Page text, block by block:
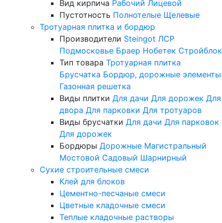
Вид кирпича Рабочий Лицевой
Пустотность Полнотелые Щелевые
Тротуарная плитка и бордюр
Производители Steingot ЛСР
Подмосковье Браер Нобетек Стройблок
Тип товара Тротуарная плитка
Брусчатка Бордюр, дорожные элементы
Газонная решетка
Виды плитки Для дачи Для дорожек Для
двора Для парковки Для тротуаров
Виды брусчатки Для дачи Для парковок
Для дорожек
Бордюры Дорожные Магистральный
Мостовой Садовый Шарнирный
Сухие строительные смеси
Клей для блоков
Цементно-песчаные смеси
Цветные кладочные смеси
Теплые кладочные растворы